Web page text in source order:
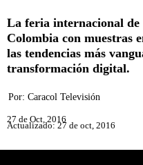
La feria internacional de
Colombia con muestras
las tendencias más
transformación digital.
Por: Caracol Televisión
27 de Oct, 2016
Actualizado: 27 de oct, 2016